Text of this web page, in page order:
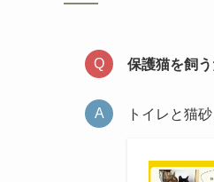
保護猫を飼
トイレと猫